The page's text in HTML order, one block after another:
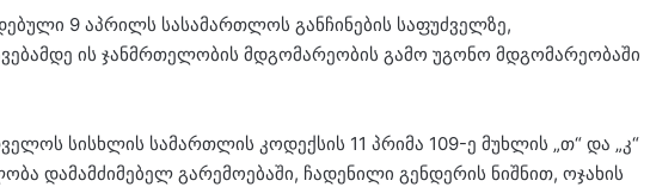
9 აპრილს სასამართლოს განჩინების საფუძველზე,
ის ჯანმრთელობის მდგომარეობის გამო უგონო მდგომარეობაში
სისხლის სამართლის კოდექსის 11 პრიმა 109-ე მუხლის „თ“ და „კ“
დამამძიმებელ გარემოებაში, ჩადენილი გენდერის ნიშნით, ოჯახის